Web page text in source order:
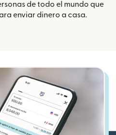
de todo el mundo que
enviar dinero a casa.